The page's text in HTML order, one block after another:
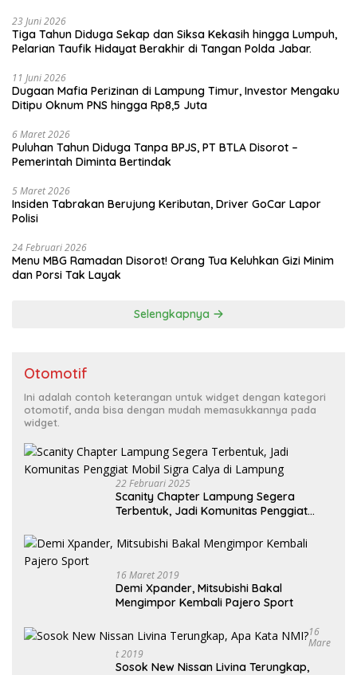
23 Juni 2026
Tiga Tahun Diduga Sekap dan Siksa Kekasih hingga Lumpuh,
Pelarian Taufik Hidayat Berakhir di Tangan Polda Jabar.
11 Juni 2026
Dugaan Mafia Perizinan di Lampung Timur, Investor Mengaku
Ditipu Oknum PNS hingga Rp8,5 Juta
6 Maret 2026
Puluhan Tahun Diduga Tanpa BPJS, PT BTLA Disorot –
Pemerintah Diminta Bertindak
5 Maret 2026
Insiden Tabrakan Berujung Keributan, Driver GoCar Lapor
Polisi
24 Februari 2026
Menu MBG Ramadan Disorot! Orang Tua Keluhkan Gizi Minim
dan Porsi Tak Layak
Selengkapnya
Otomotif
Ini adalah contoh keterangan untuk widget dengan kategori
otomotif, anda bisa dengan mudah memasukkannya pada
widget.
22 Februari 2025
Scanity Chapter Lampung Segera
Terbentuk, Jadi Komunitas Penggiat
16 Maret 2019
Demi Xpander, Mitsubishi Bakal
Mengimpor Kembali Pajero Sport
16
Mare
T 2019
Sosok New Nissan Livina Terungkap,